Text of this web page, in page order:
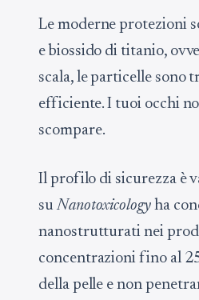
Le moderne protezioni
e biossido di titanio,
scala, le particelle sono
efficiente. I tuoi occhi
scompare.
Il profilo di sicurezza è
su Nanotoxicology ha
nanostrutturati nei
concentrazioni fino al
della pelle e non